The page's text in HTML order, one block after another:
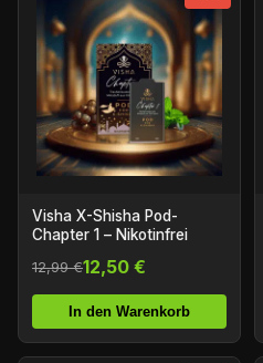
Visha X-Shisha Pod-
Chapter 1 – Nikotinfrei
12,99 €12,50 €
In den Warenkorb